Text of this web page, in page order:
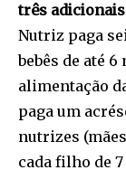
três adicionais
Nutriz paga
bebês de até
alimentação
paga um
nutrizes
cada filho de 7